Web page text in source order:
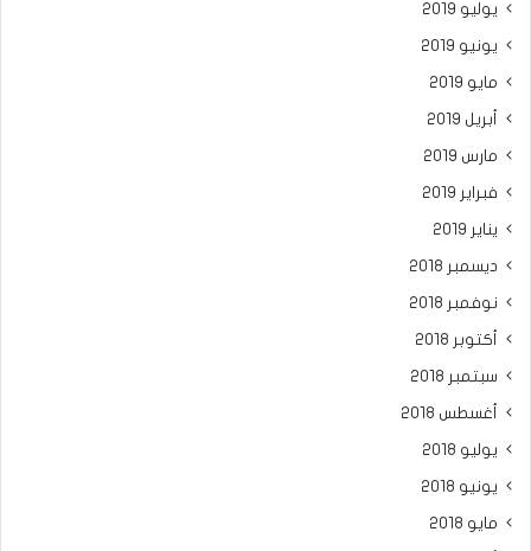
يوليو 2019
يونيو 2019
مايو 2019
أبريل 2019
مارس 2019
فبراير 2019
يناير 2019
ديسمبر 2018
نوفمبر 2018
أكتوبر 2018
سبتمبر 2018
أغسطس 2018
يوليو 2018
يونيو 2018
مايو 2018